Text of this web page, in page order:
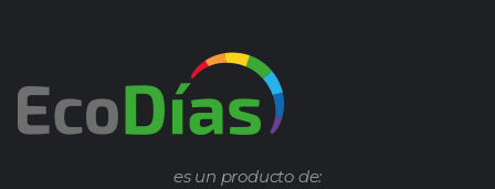
es un producto de: